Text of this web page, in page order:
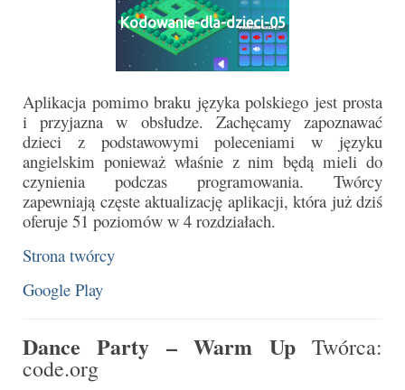
Sakrament bierzmowania
Sakrament pojednania
Sakrament kapłaństwa
Sakrament namaszczenia chorych
Galeria
Galerie 2026
Niedziela Palmowa 29.03.2026
Wielki Piątek 03.04.2026
Wielka Sobota 04.04.2026
Kodowanie-dla-dzieci-05
Aplikacja pomimo braku języka polskiego jest prosta
i przyjazna w obsłudze. Zachęcamy zapoznawać
dzieci z podstawowymi poleceniami w języku
angielskim ponieważ właśnie z nim będą mieli do
czynienia podczas programowania. Twórcy
zapewniają częste aktualizację aplikacji, która już dziś
oferuje 51 poziomów w 4 rozdziałach.
Strona twórcy
Google Play
Dance Party – Warm UpTwórca:
code.org